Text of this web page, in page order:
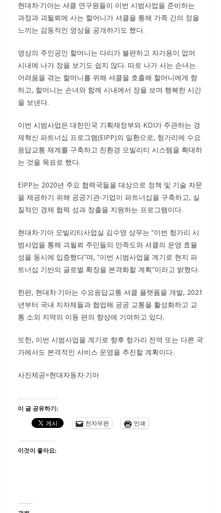
현대차·기아는 셔클 연구원들이 이번 시범사업을 준비하는
과정과 괴될뢰에 사는 할머니가 셔클을 통해 가족 간의 정을
느끼는 감동적인 영상을 공개하기도 했다.
영상의 주인공인 할머니는 다리가 불편하고 자가용이 없어
시내에 나가 장을 보기도 쉽지 않다. 따로 나가 사는 손녀는
어려움을 겪는 할머니를 위해 셔클을 호출해 할머니에게 향
하고, 할머니는 손녀와 함께 시내에서 장을 보며 행복한 시간
을 보낸다.
이번 시범사업은 대한민국 기획재정부와 KDI가 주관하는 경
제혁신 파트너십 프로그램(EIPP)의 일환으로, 헝가리에 수요
응답교통 체계를 구축하고 친환경 모빌리티 시스템을 확대하
는 것을 목표로 했다.
EIPP는 2020년 주요 협력국들을 대상으로 정책 및 기술 자문
을 제공하기 위해 공공기관-기업이 파트너십을 구축하고, 실
질적인 경제 협력 성과 창출을 지원하는 프로그램이다.
현대차·기아 모빌리티사업실 김수영 상무는 “이번 헝가리 시
범사업을 통해 괴될뢰 주민들의 만족도와 셔클의 운영 효율
성을 동시에 입증했다”며, “이번 시범사업을 계기로 현지 파
트너십 기반의 글로벌 확장을 본격화할 계획”이라고 밝혔다.
한편, 현대차·기아는 수요응답교통 셔클 플랫폼을 개발, 2021
년부터 국내 지자체들과 협업해 공공 교통을 활성화하고 교
통 소외 지역의 이동 편의 향상에 기여하고 있다.
또한, 이번 시범사업을 계기로 향후 헝가리 전역 또는 다른 국
가에서도 본격적인 서비스 운영을 추진할 계획이다.
사진제공=현대자동차·기아
이 글 공유하기:
전자우편
인쇄
이것이 좋아요: